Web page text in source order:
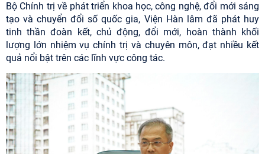
Bộ Chính trị về phát triển khoa học, công nghệ, đổi mới sáng
tạo và chuyển đổi số quốc gia, Viện Hàn lâm đã phát huy
tinh thần đoàn kết, chủ động, đổi mới, hoàn thành khối
lượng lớn nhiệm vụ chính trị và chuyên môn, đạt nhiều kết
quả nổi bật trên các lĩnh vực công tác.